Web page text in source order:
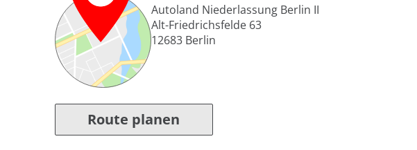
Autoland Niederlassung Berlin II
Alt-Friedrichsfelde 63
12683 Berlin
Route planen